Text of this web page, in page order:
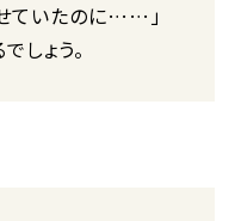
ていたのに……」
しょう。